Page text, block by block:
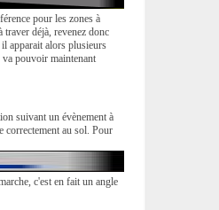
pour les zones à
traver déjà, revenez donc
apparait alors plusieurs
pouvoir maintenant
suivant un évènement à
correctement au sol. Pour
c'est en fait un angle